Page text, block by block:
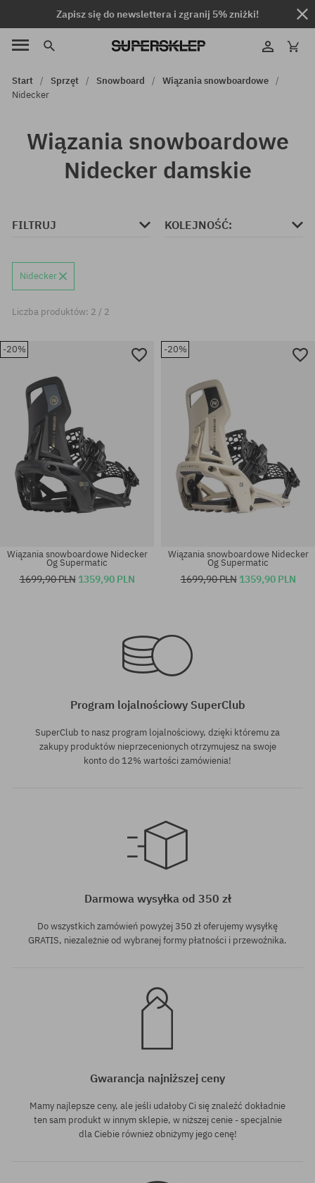
Zapisz się do newslettera i zgranij 5% zniżki!
Start Sprzęt Snowboard
Wiązania snowboardowe
Nidecker
Wiązania snowboardowe
Nidecker damskie
FILTRUJ KOLEJNOŚĆ:
Nidecker
Liczba produktów: 2 / 2
-20%
Wiązania snowboardowe Nidecker
Og Supermatic
1699,90 PLN 1359,90 PLN
-20%
Dostępne rozmiary:
Wiązania snowboardowe Nidecker
Og Supermatic
1699,90 PLN 1359,90 PLN
Program lojalnościowy SuperClub
SuperClub to nasz program lojalnościowy, dzięki któremu za
zakupy produktów nieprzecenionych otrzymujesz na swoje
konto do 12% wartości zamówienia!
Darmowa wysyłka od 350 zł
Do wszystkich zamówień powyżej 350 zł oferujemy wysyłkę
GRATIS, niezależnie od wybranej formy płatności i przewoźnika.
Gwarancja najniższej ceny
Mamy najlepsze ceny, ale jeśli udałoby Ci się znaleźć dokładnie
ten sam produkt w innym sklepie, w niższej cenie - specjalnie
dla Ciebie również obniżymy jego cenę!